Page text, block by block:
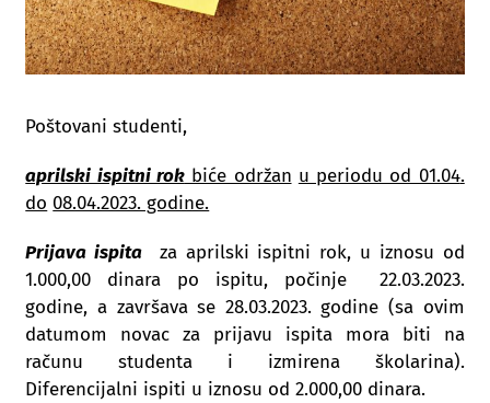
Poštovani studenti,
aprilski ispitni rokbiće održan u periodu od 01.04.
do 08.04.2023. godine.
Prijava ispita za aprilski ispitni rok, u iznosu od
1.000,00 dinara po ispitu, počinje 22.03.2023.
godine, a završava se 28.03.2023. godine (sa ovim
datumom novac za prijavu ispita mora biti na
računu studenta i izmirena školarina).
Diferencijalni ispiti u iznosu od 2.000,00 dinara.